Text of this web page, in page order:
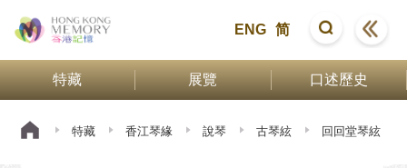
ENG 简
特藏 展覽 口述歷史
特藏 香江琴緣 說琴 古琴絃 回回堂琴絃